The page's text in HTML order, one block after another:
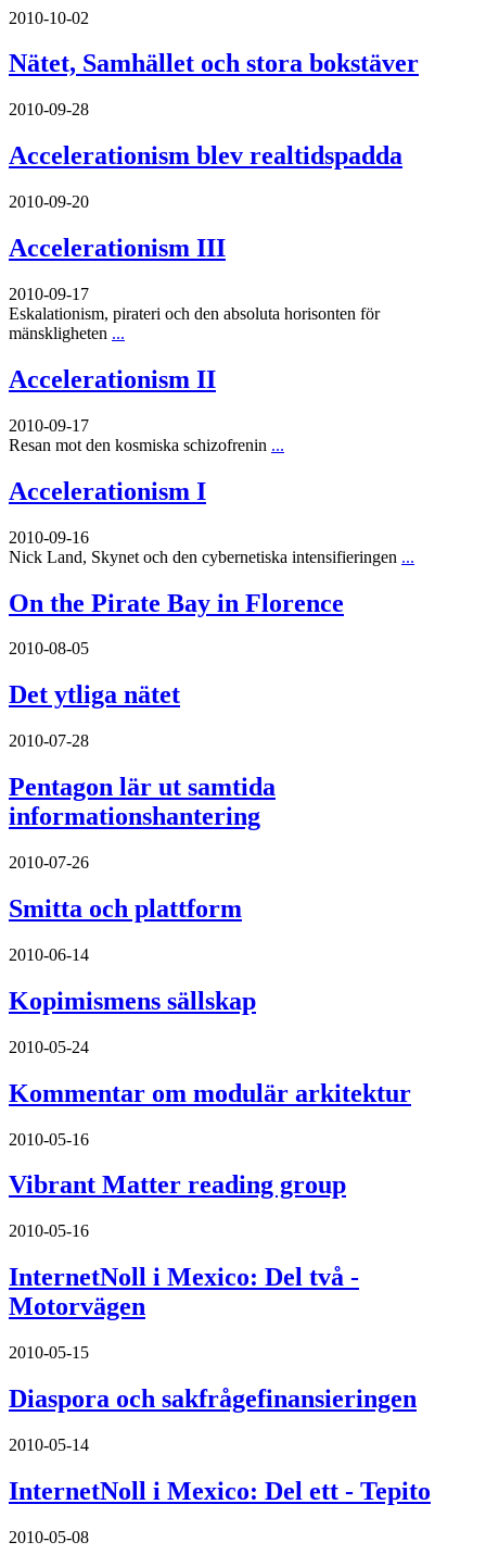
2010-10-02
Nätet, Samhället och stora bokstäver
2010-09-28
Accelerationism blev realtidspadda
2010-09-20
Accelerationism III
2010-09-17
Eskalationism, pirateri och den absoluta horisonten för
mänskligheten ...
Accelerationism II
2010-09-17
Resan mot den kosmiska schizofrenin ...
Accelerationism I
2010-09-16
Nick Land, Skynet och den cybernetiska intensifieringen ...
On the Pirate Bay in Florence
2010-08-05
Det ytliga nätet
2010-07-28
Pentagon lär ut samtida
informationshantering
2010-07-26
Smitta och plattform
2010-06-14
Kopimismens sällskap
2010-05-24
Kommentar om modulär arkitektur
2010-05-16
Vibrant Matter reading group
2010-05-16
InternetNoll i Mexico: Del två -
Motorvägen
2010-05-15
Diaspora och sakfrågefinansieringen
2010-05-14
InternetNoll i Mexico: Del ett - Tepito
2010-05-08